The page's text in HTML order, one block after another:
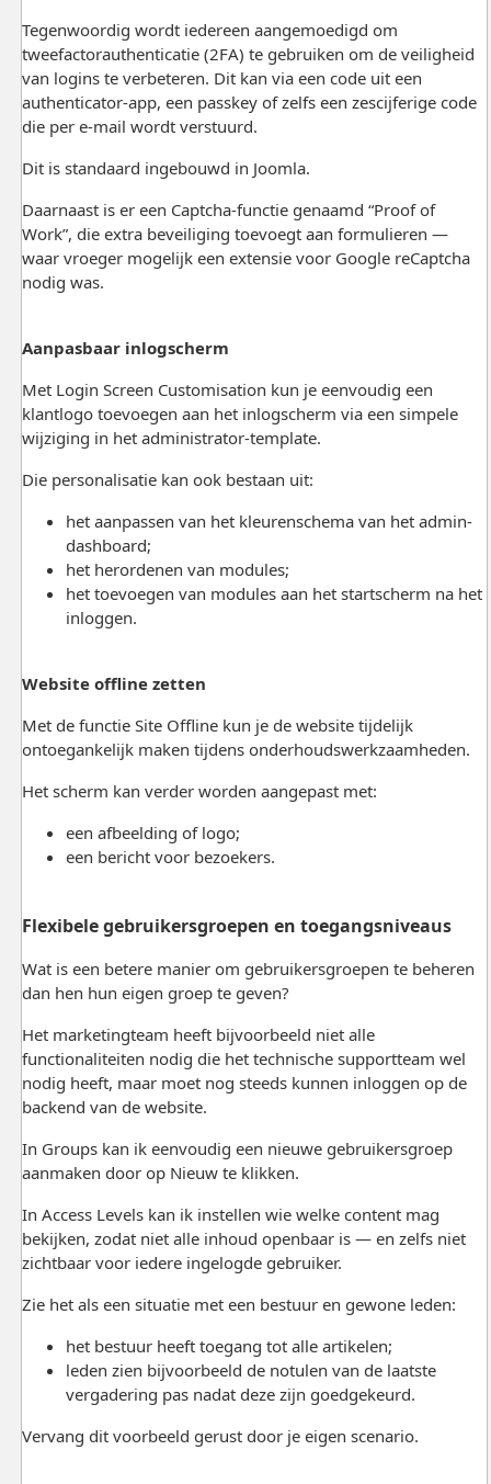
Tegenwoordig wordt iedereen aangemoedigd om
tweefactorauthenticatie (2FA) te gebruiken om de veiligheid
van logins te verbeteren. Dit kan via een code uit een
authenticator-app, een passkey of zelfs een zescijferige code
die per e-mail wordt verstuurd.
Dit is standaard ingebouwd in Joomla.
Daarnaast is er een Captcha-functie genaamd “Proof of
Work”, die extra beveiliging toevoegt aan formulieren —
waar vroeger mogelijk een extensie voor Google reCaptcha
nodig was.
Aanpasbaar inlogscherm
Met Login Screen Customisation kun je eenvoudig een
klantlogo toevoegen aan het inlogscherm via een simpele
wijziging in het administrator-template.
Die personalisatie kan ook bestaan uit:
het aanpassen van het kleurenschema van het admin-
dashboard;
het herordenen van modules;
het toevoegen van modules aan het startscherm na het
inloggen.
Website offline zetten
Met de functie Site Offline kun je de website tijdelijk
ontoegankelijk maken tijdens onderhoudswerkzaamheden.
Het scherm kan verder worden aangepast met:
een afbeelding of logo;
een bericht voor bezoekers.
Flexibele gebruikersgroepen en toegangsniveaus
Wat is een betere manier om gebruikersgroepen te beheren
dan hen hun eigen groep te geven?
Het marketingteam heeft bijvoorbeeld niet alle
functionaliteiten nodig die het technische supportteam wel
nodig heeft, maar moet nog steeds kunnen inloggen op de
backend van de website.
In Groups kan ik eenvoudig een nieuwe gebruikersgroep
aanmaken door op Nieuw te klikken.
In Access Levels kan ik instellen wie welke content mag
bekijken, zodat niet alle inhoud openbaar is — en zelfs niet
zichtbaar voor iedere ingelogde gebruiker.
Zie het als een situatie met een bestuur en gewone leden:
het bestuur heeft toegang tot alle artikelen;
leden zien bijvoorbeeld de notulen van de laatste
vergadering pas nadat deze zijn goedgekeurd.
Vervang dit voorbeeld gerust door je eigen scenario.